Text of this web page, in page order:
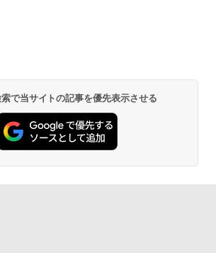
で当サイトの記事を優先表示させる